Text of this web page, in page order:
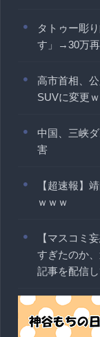
タトゥー彫
す」→30万
高市首相、
SUVに変更
中国、三峡
害
【超速報】
ｗｗｗ
【マスコミ
すぎたのか
記事を配信